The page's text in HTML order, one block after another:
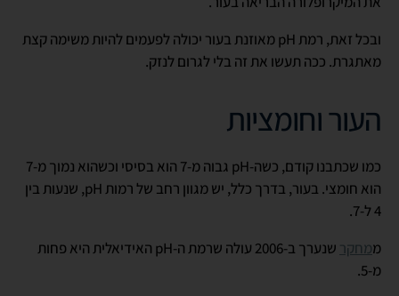
ובכל זאת, רמת pH מאוזנת בעור יכולה לפעמים להיות משימה קצת
מאתגרת. ככה תעשו את זה בלי לגרום לנזק.
העור וחומציות
כמו שכתבנו קודם, כשה-pH גבוה מ-7 הוא בסיסי וכשהוא נמוך מ-7
הוא חומצי. בעור, בדרך כלל, יש מגוון רחב של רמות pH, שנעות בין
4 ל-7.
ממחקר
שנערך ב-2006 עולה שרמת ה-pH האידיאלית היא פחות
מ-5.